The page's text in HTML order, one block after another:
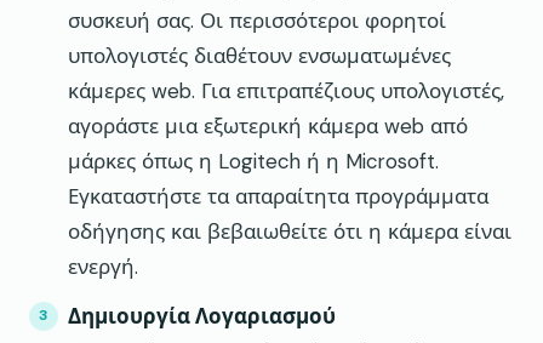
συσκευή σας. Οι περισσότεροι φορητοί
υπολογιστές διαθέτουν ενσωματωμένες
κάμερες web. Για επιτραπέζιους υπολογιστές,
αγοράστε μια εξωτερική κάμερα web από
μάρκες όπως η Logitech ή η Microsoft.
Εγκαταστήστε τα απαραίτητα προγράμματα
οδήγησης και βεβαιωθείτε ότι η κάμερα είναι
ενεργή.
Δημιουργία Λογαριασμού